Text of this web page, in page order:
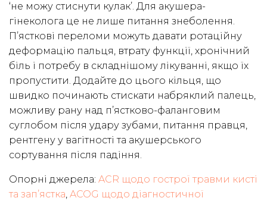
‘не можу стиснути кулак’. Для акушера-
гінеколога це не лише питання знеболення.
П’ясткові переломи можуть давати ротаційну
деформацію пальця, втрату функції, хронічний
біль і потребу в складнішому лікуванні, якщо їх
пропустити. Додайте до цього кільця, що
швидко починають стискати набряклий палець,
можливу рану над п’ястково-фаланговим
суглобом після удару зубами, питання правця,
рентгену у вагітності та акушерського
сортування після падіння.
Опорні джерела: ACR щодо гострої травми кисті
та зап’ястка, ACOG щодо діагностичної